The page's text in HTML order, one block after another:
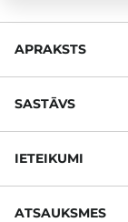
APRAKSTS
SASTĀVS
IETEIKUMI
ATSAUKSMES